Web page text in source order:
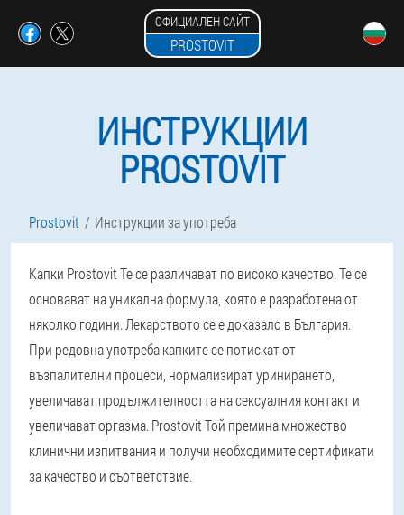
ОФИЦИАЛЕН САЙТ
PROSTOVIT
ИНСТРУКЦИИ
PROSTOVIT
Prostovit Инструкции за употреба
Капки Prostovit Те се различават по високо качество. Те се
основават на уникална формула, която е разработена от
няколко години. Лекарството се е доказало в България.
При редовна употреба капките се потискат от
възпалителни процеси, нормализират уринирането,
увеличават продължителността на сексуалния контакт и
увеличават оргазма. Prostovit Той премина множество
клинични изпитвания и получи необходимите сертификати
за качество и съответствие.